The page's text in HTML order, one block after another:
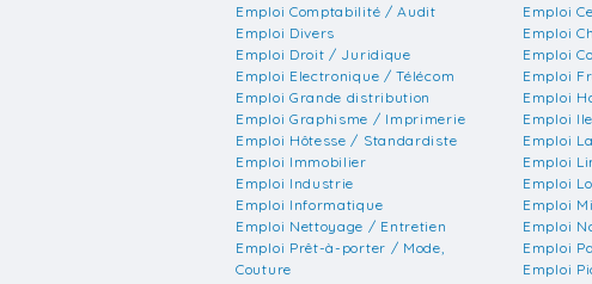
Emploi Comptabilité / Audit
Emploi Divers
Emploi Droit / Juridique
Emploi Electronique / Télécom
Emploi Grande distribution
Emploi Graphisme / Imprimerie
Emploi Hôtesse / Standardiste
Emploi Immobilier
Emploi Industrie
Emploi Informatique
Emploi Nettoyage / Entretien
Emploi Prêt-à-porter / Mode,
Couture
Emploi
Emploi
Emploi
Emploi
Emploi
Emploi
Emploi
Emploi
Emploi
Emploi
Emploi
Emploi
Emploi